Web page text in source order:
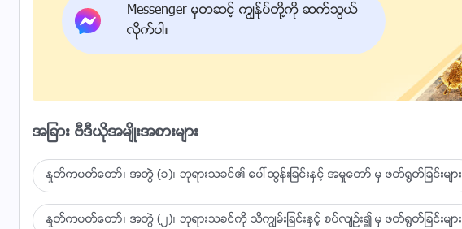
လူကိုေစာင့္ေရွာက္ထားၿပီး သူ႔အေတာင္ေတာ္ေအာက္တြင္ ေနေစ
အို… လူေတြရဲ႕ ေျပာဆိုသမွ် ျပဳေလသမွ်
ဘုရားႏွင့္ေပါင္းစပ္ႏြယ္ ခြဲျခားမရ…
III
လူသားအား ဘုရား ဖန္ဆင္းခ်ိန္ အစဦး၌ လူသားအား
ဘုရားရွင္ ကြယ္ကာေစာင့္ေရွာက္ အေတာင္ေတာ္ရိပ္ရဲ႕ေအာက္၌
Messenger မွတဆင့္ ကြၽန္ုပ္တို႔ကို ဆက္သြယ္
လိုက္ပါ။
အျခား ဗီဒီယိုအမ်ိဳးအစားမ်ား
ႏႈတ္ကပတ္ေတာ္၊ အတြဲ (၁)၊ ဘုရားသခင္၏ ေပၚထြန္းျခင္းႏွင့္ အမႈေတာ္ မွ ဖတ္႐ြတ္ျခင္းမ်ား
ႏႈတ္ကပတ္ေတာ္၊ အတြဲ (၂)၊ ဘုရားသခင္ကို သိကြၽမ္းျခင္းႏွင့္ စပ္လ်ဥ္း၍ မွ ဖတ္႐ြတ္ျခင္းမ်ား